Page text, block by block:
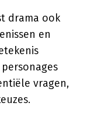
drama ook
en
vragen,